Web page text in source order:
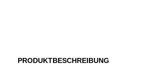
PRODUKTBESCHREIBUNG